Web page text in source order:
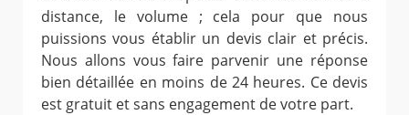
distance, le volume ; cela pour que nous
puissions vous établir un devis clair et précis.
Nous allons vous faire parvenir une réponse
bien détaillée en moins de 24 heures. Ce devis
est gratuit et sans engagement de votre part.